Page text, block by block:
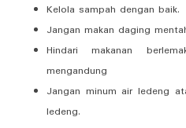
Kelola sampah dengan baik.
Jangan makan daging
Hindari makanan
mengandung
Jangan minum air ledeng
ledeng.